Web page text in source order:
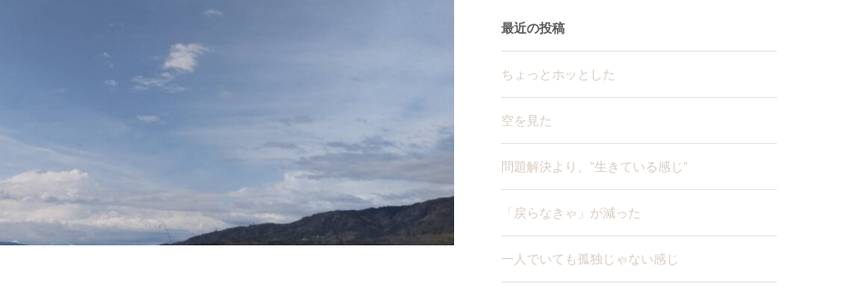
最近の投稿
ちょっとホッとした
空を見た
問題解決より、”生きている感じ”
「戻らなきゃ」が減った
一人でいても孤独じゃない感じ